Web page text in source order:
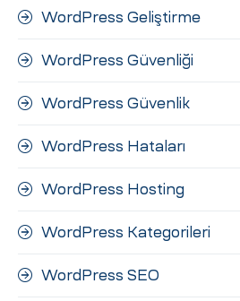
WordPress Geliştirme
WordPress Güvenliği
WordPress Güvenlik
WordPress Hataları
WordPress Hosting
WordPress Kategorileri
WordPress SEO